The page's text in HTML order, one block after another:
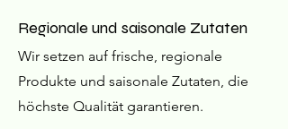
Regionale und saisonale Zutaten
Wir setzen auf frische, regionale
Produkte und saisonale Zutaten, die
höchste Qualität garantieren.